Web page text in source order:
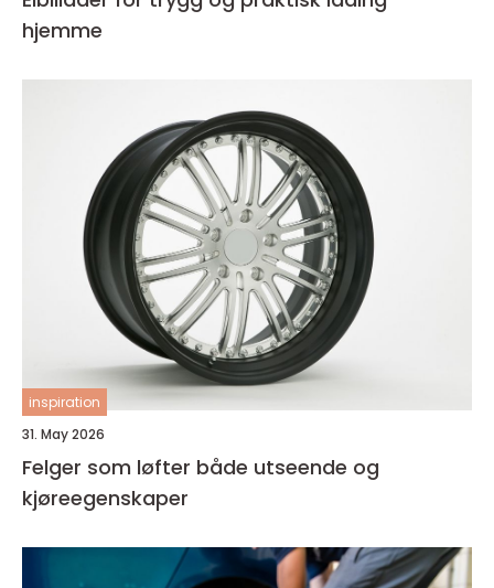
hjemme
inspiration
31. May 2026
Felger som løfter både utseende og
kjøreegenskaper